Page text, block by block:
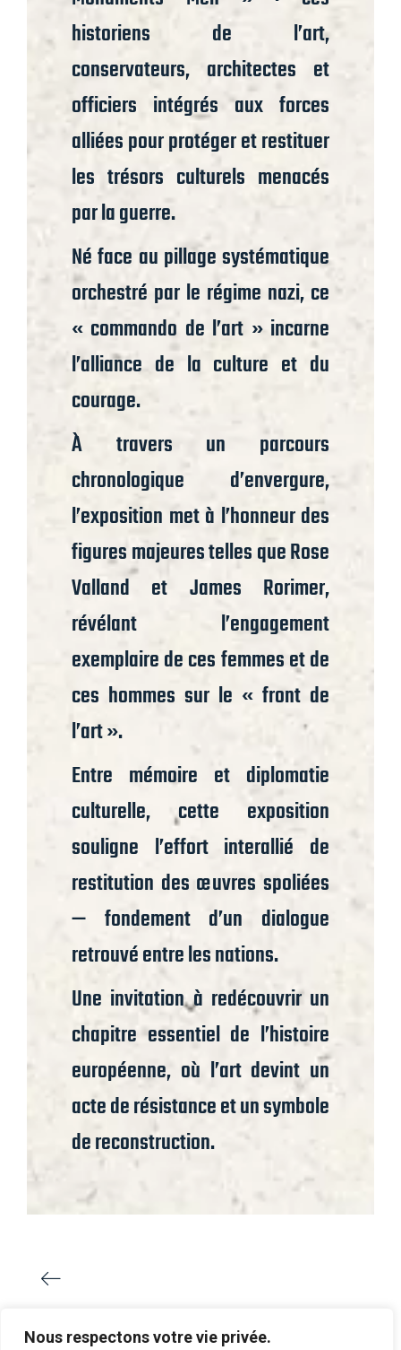
Nous respectons votre vie privée.
historiens de l’art,
conservateurs, architectes et
officiers intégrés aux forces
alliées pour protéger et restituer
les trésors culturels menacés
par la guerre.
Né face au pillage systématique
orchestré par le régime nazi, ce
« commando de l’art » incarne
l’alliance de la culture et du
courage.
À travers un parcours
chronologique d’envergure,
l’exposition met à l’honneur des
figures majeures telles que Rose
Valland et James Rorimer,
révélant l’engagement
exemplaire de ces femmes et de
ces hommes sur le « front de
l’art ».
Entre mémoire et diplomatie
culturelle, cette exposition
souligne l’effort interallié de
restitution des œuvres spoliées
— fondement d’un dialogue
retrouvé entre les nations.
Une invitation à redécouvrir un
chapitre essentiel de l’histoire
européenne, où l’art devint un
acte de résistance et un symbole
de reconstruction.